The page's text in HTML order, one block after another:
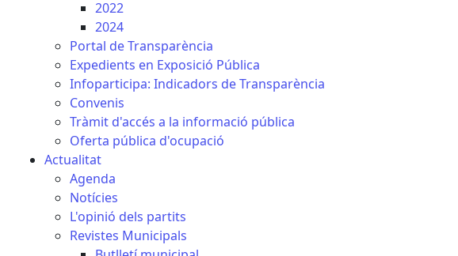
2022
2024
Portal de Transparència
Expedients en Exposició Pública
Infoparticipa: Indicadors de Transparència
Convenis
Tràmit d'accés a la informació pública
Oferta pública d'ocupació
Actualitat
Agenda
Notícies
L'opinió dels partits
Revistes Municipals